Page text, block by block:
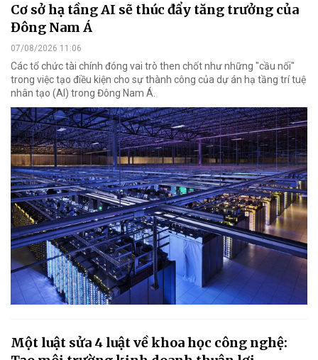
Cơ sở hạ tầng AI sẽ thúc đẩy tăng trưởng của
Đông Nam Á
07/08/2026 11:06
Các tổ chức tài chính đóng vai trò then chốt như những "cầu nối"
trong việc tạo điều kiện cho sự thành công của dự án hạ tầng trí tuệ
nhân tạo (AI) trong Đông Nam Á.
Một luật sửa 4 luật về khoa học công nghệ: